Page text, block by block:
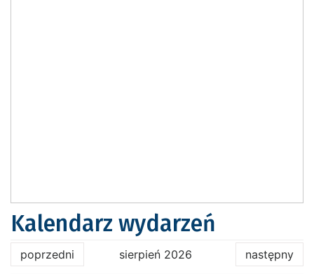
Kalendarz wydarzeń
poprzedni sierpień 2026 następny